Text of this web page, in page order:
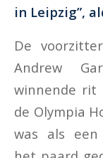
in Leipzig”,
De
Andrew
winnende rit
de Olympia
was als een